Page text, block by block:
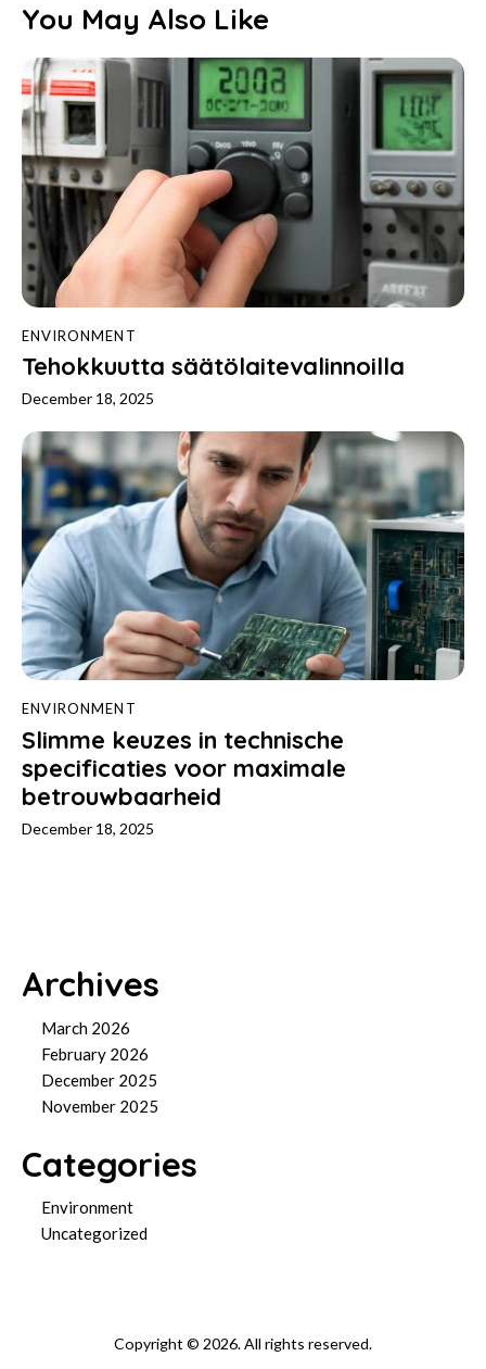
You May Also Like
ENVIRONMENT
Tehokkuutta säätölaitevalinnoilla
December 18, 2025
ENVIRONMENT
Slimme keuzes in technische
specificaties voor maximale
betrouwbaarheid
December 18, 2025
Archives
March 2026
February 2026
December 2025
November 2025
Categories
Environment
Uncategorized
Copyright © 2026. All rights reserved.